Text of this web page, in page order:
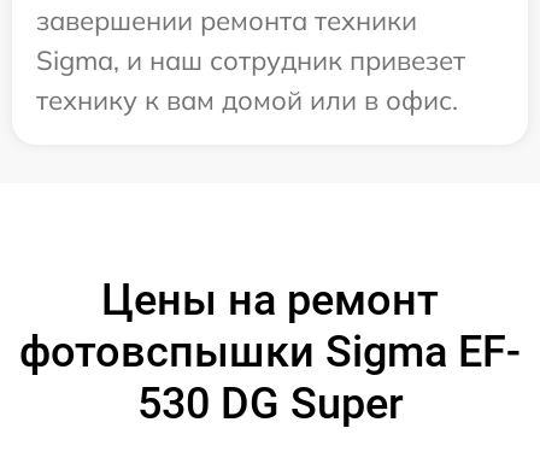
завершении ремонта техники
Sigma, и наш сотрудник привезет
технику к вам домой или в офис.
Цены на ремонт
фотовспышки Sigma EF-
530 DG Super